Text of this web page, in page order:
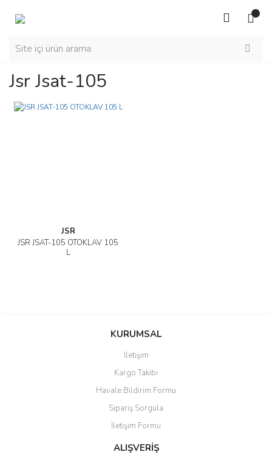
Jsr Jsat-105
JSR
JSR JSAT-105 OTOKLAV 105
L
KURUMSAL
İletişim
Kargo Takibi
Havale Bildirim Formu
Sipariş Sorgula
İletişim Formu
ALIŞVERİŞ